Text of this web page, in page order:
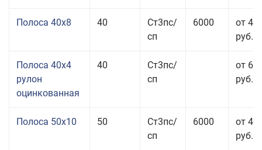
Полоса 40x8 40
Ст3пс/
сп
6000
от 43
руб.
Полоса 40x4
рулон
оцинкованная
40
Ст3пс/
сп
от 69
руб.
Полоса 50x10 50
Ст3пс/
сп
6000
от 46
руб.